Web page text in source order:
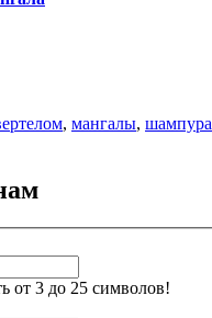
, мангалы, шампура
от 3 до 25 символов!